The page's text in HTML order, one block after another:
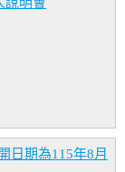
日期為115年8月